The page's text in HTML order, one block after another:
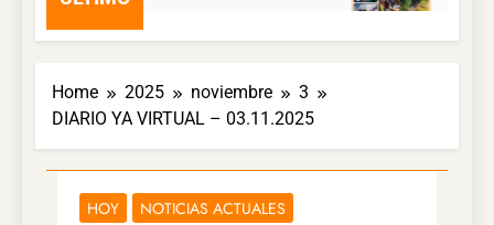
Home 2025 noviembre
3
DIARIO YA VIRTUAL – 03.11.2025
HOY NOTICIAS ACTUALES